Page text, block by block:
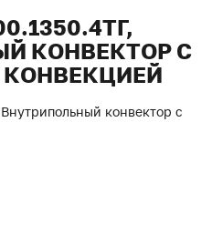
КОНВЕКТОР С
КОНВЕКЦИЕЙ